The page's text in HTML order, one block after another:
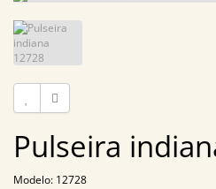
Pulseira
Modelo: 12728